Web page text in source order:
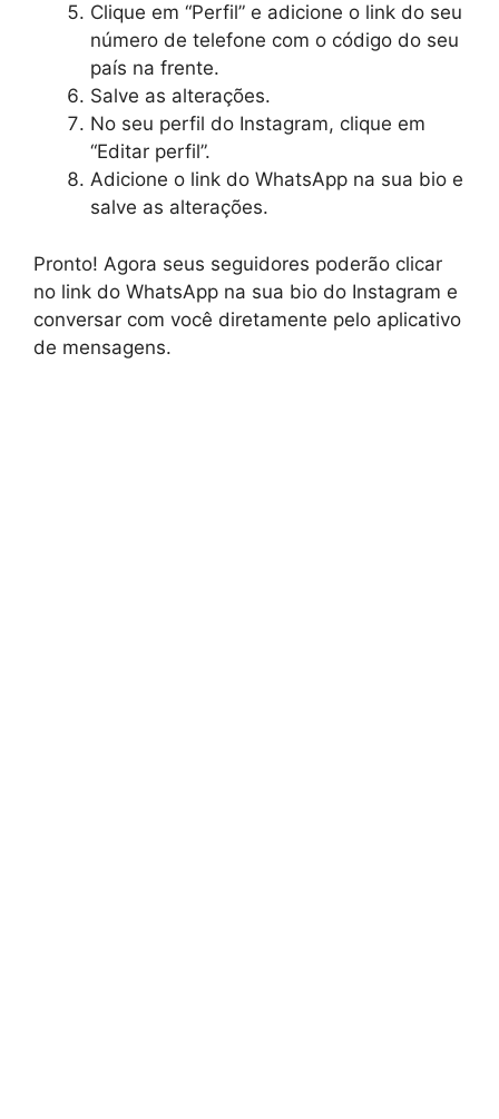
Clique em “Perfil” e adicione o link do seu
número de telefone com o código do seu
país na frente.
Salve as alterações.
No seu perfil do Instagram, clique em
“Editar perfil”.
Adicione o link do WhatsApp na sua bio e
salve as alterações.
Pronto! Agora seus seguidores poderão clicar
no link do WhatsApp na sua bio do Instagram e
conversar com você diretamente pelo aplicativo
de mensagens.